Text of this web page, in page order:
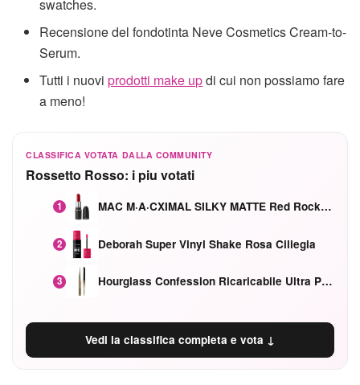
swatches.
Recensione del fondotinta Neve Cosmetics Cream-to-
Serum.
Tutti i nuoviprodotti make updi cui non possiamo fare
a meno!
CLASSIFICA VOTATA DALLA COMMUNITY
Rossetto Rosso: i piu votati
1 MAC M·A·CXIMAL SILKY MATTE Red Rock mat
2 Deborah Super Vinyl Shake Rosa Ciliegia
3 Hourglass Confession Ricaricabile Ultra Preciso Ad Alta Intensità Secretly Classic Red
Vedi la classifica completa e vota ↓